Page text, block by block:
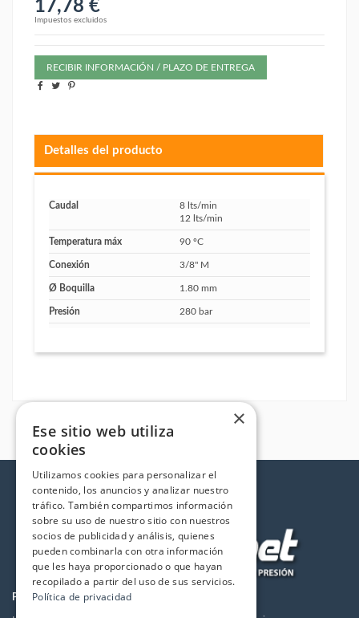
17,78 €
Impuestos excluidos
RECIBIR INFORMACIÓN / PLAZO DE ENTREGA
Detalles del producto
Caudal
8 lts/min
12 lts/min
Temperatura máx 90 ºC
Conexión 3/8" M
Ø Boquilla 1.80 mm
Presión 280 bar
PRODUCTOS
×
Ese sitio web utiliza
cookies
Utilizamos cookies para personalizar el
contenido, los anuncios y analizar nuestro
tráfico. También compartimos información
sobre su uso de nuestro sitio con nuestros
socios de publicidad y análisis, quienes
pueden combinarla con otra información
que les haya proporcionado o que hayan
recopilado a partir del uso de sus servicios.
Política de privacidad